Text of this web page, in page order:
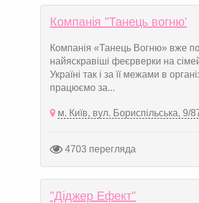
Компанія "Танець вогню'
Компанія «Танець Вогню» вже
найяскравіші феєрверки на
Україні так і за її межами в
працюємо за...
м. Київ, вул. Бориспільська, 9/
4703 перегляда
"Діджер Ефект"